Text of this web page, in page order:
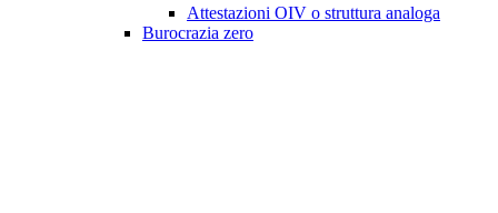
Attestazioni OIV o struttura analoga
Burocrazia zero